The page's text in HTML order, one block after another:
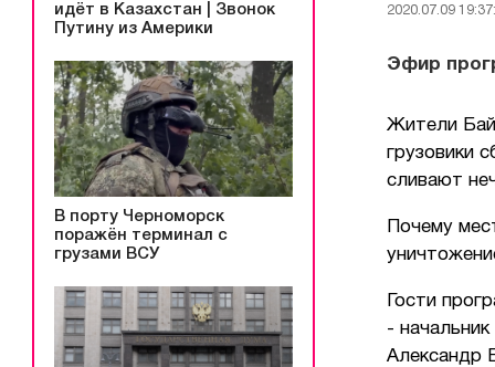
идёт в Казахстан | Звонок
Путину из Америки
В порту Черноморск
поражён терминал с
грузами ВСУ
2020.07.09
Эфир
Жители
грузовики
сливают
Почему
Гости
-
Александр